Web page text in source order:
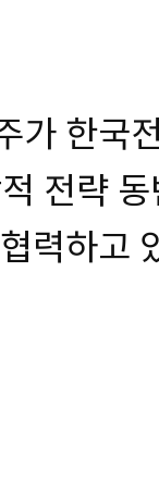
가 한국
전략
력하고